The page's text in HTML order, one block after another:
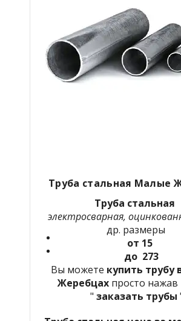
Труба стальная Малые
Труба стальная
электросварная,
др. размеры
от 15
до 273
Вы можете купить трубу
Жеребцах просто нажав
" заказать трубы